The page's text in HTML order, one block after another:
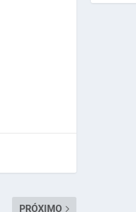
PRÓXIMO